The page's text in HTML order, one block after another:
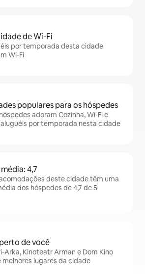
de Wi-Fi
por temporada desta cidade
Wi-Fi
populares para os hóspedes
adoram Cozinha, Wi-Fi e
aluguéis por temporada nesta cidade
4,7
deste cidade têm uma
dos hóspedes de 4,7 de 5
de você
Arka, Kinoteatr Arman e Dom Kino
lugares da cidade